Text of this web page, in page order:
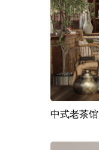
中式老茶馆